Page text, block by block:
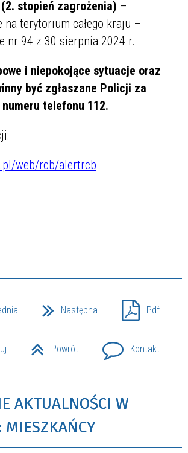
(2. stopień zagrożenia) –
na terytorium całego kraju –
nr 94 z 30 sierpnia 2024 r.
i niepokojące sytuacje oraz
być zgłaszane Policji za
telefonu 112.
web/rcb/alertrcb
Następna Pdf
Powrót Kontakt
AKTUALNOŚCI W
MIESZKAŃCY